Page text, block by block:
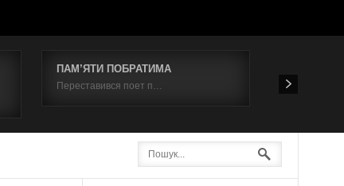
ПАМ’ЯТИ ПОБРАТИМА
Переставився поет п… 19 червня